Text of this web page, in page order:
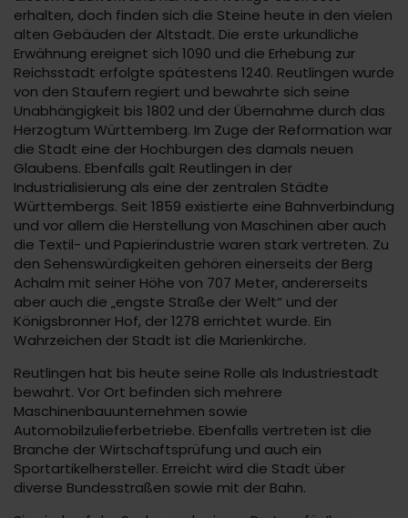
erhalten, doch finden sich die Steine heute in den vielen
alten Gebäuden der Altstadt. Die erste urkundliche
Erwähnung ereignet sich 1090 und die Erhebung zur
Reichsstadt erfolgte spätestens 1240. Reutlingen wurde
von den Staufern regiert und bewahrte sich seine
Unabhängigkeit bis 1802 und der Übernahme durch das
Herzogtum Württemberg. Im Zuge der Reformation war
die Stadt eine der Hochburgen des damals neuen
Glaubens. Ebenfalls galt Reutlingen in der
Industrialisierung als eine der zentralen Städte
Württembergs. Seit 1859 existierte eine Bahnverbindung
und vor allem die Herstellung von Maschinen aber auch
die Textil- und Papierindustrie waren stark vertreten. Zu
den Sehenswürdigkeiten gehören einerseits der Berg
Achalm mit seiner Höhe von 707 Meter, andererseits
aber auch die „engste Straße der Welt“ und der
Königsbronner Hof, der 1278 errichtet wurde. Ein
Wahrzeichen der Stadt ist die Marienkirche.
Reutlingen hat bis heute seine Rolle als Industriestadt
bewahrt. Vor Ort befinden sich mehrere
Maschinenbauunternehmen sowie
Automobilzulieferbetriebe. Ebenfalls vertreten ist die
Branche der Wirtschaftsprüfung und auch ein
Sportartikelhersteller. Erreicht wird die Stadt über
diverse Bundesstraßen sowie mit der Bahn.